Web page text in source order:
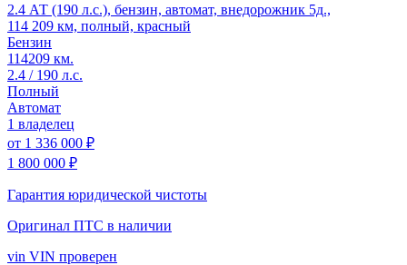
2.4 АТ (190 л.с.), бензин, автомат, внедорожник 5д.,
114 209 км, полный, красный
Бензин
114209 км.
2.4 / 190 л.с.
Полный
Автомат
1 владелец
от 1 336 000 ₽
1 800 000 ₽
Гарантия юридической чистоты
Оригинал ПТС в наличии
vin VIN проверен